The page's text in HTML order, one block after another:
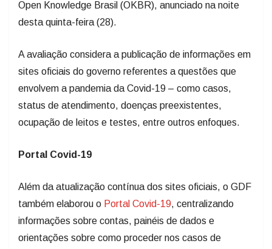
Open Knowledge Brasil (OKBR), anunciado na noite
desta quinta-feira (28).
A avaliação considera a publicação de informações em
sites oficiais do governo referentes a questões que
envolvem a pandemia da Covid-19 – como casos,
status de atendimento, doenças preexistentes,
ocupação de leitos e testes, entre outros enfoques.
Portal Covid-19
Além da atualização contínua dos sites oficiais, o GDF
também elaborou o Portal Covid-19, centralizando
informações sobre contas, painéis de dados e
orientações sobre como proceder nos casos de